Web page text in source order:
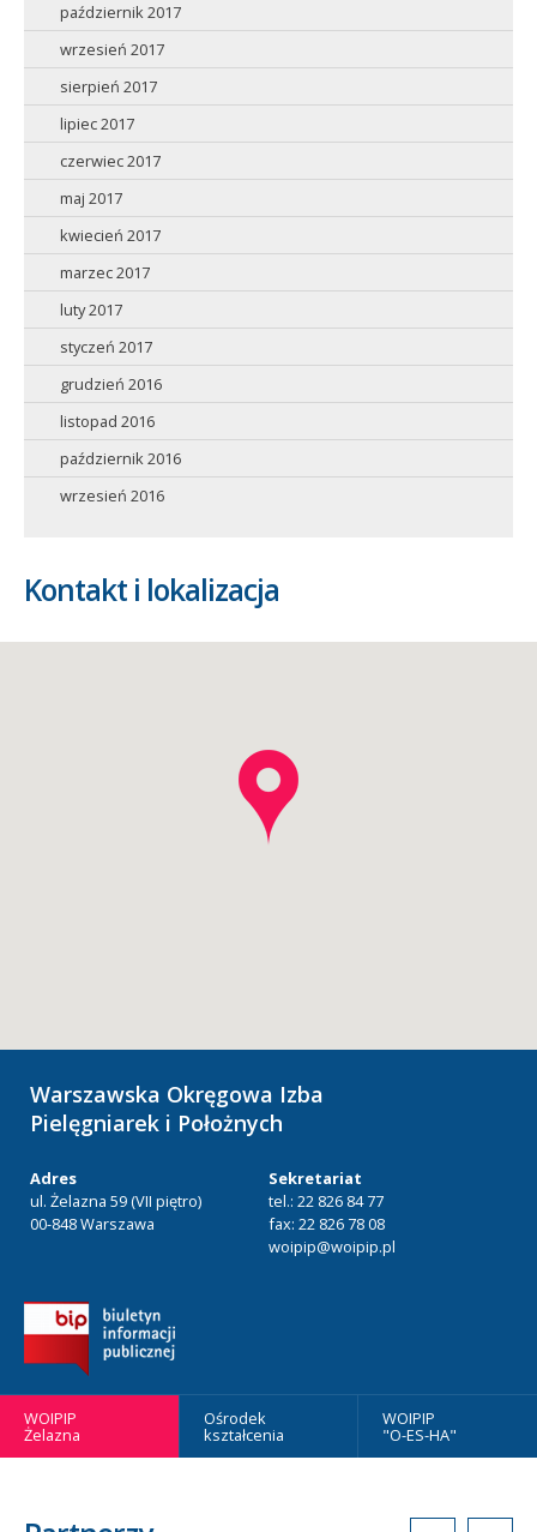
październik 2017
wrzesień 2017
sierpień 2017
lipiec 2017
czerwiec 2017
maj 2017
kwiecień 2017
marzec 2017
luty 2017
styczeń 2017
grudzień 2016
listopad 2016
październik 2016
wrzesień 2016
Kontakt i lokalizacja
Warszawska Okręgowa Izba
Pielęgniarek i Położnych
Adres
ul. Żelazna 59 (VII piętro)
00-848 Warszawa
Sekretariat
tel.: 22 826 84 77
fax: 22 826 78 08
woipip@woipip.pl
WOIPIP
Żelazna
Ośrodek
kształcenia
WOIPIP
"O-ES-HA"